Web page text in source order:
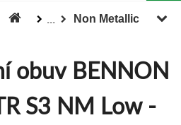
... Non Metallic
obuv BENNON
S3 NM Low -